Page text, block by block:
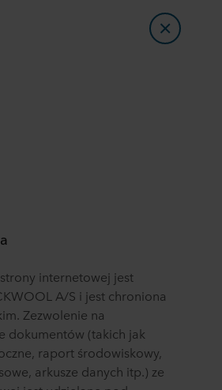
internetowej jest
A/S i jest chroniona
Zezwolenie na
dokumentów (takich jak
raport środowiskowy,
arkusze danych itp.) ze